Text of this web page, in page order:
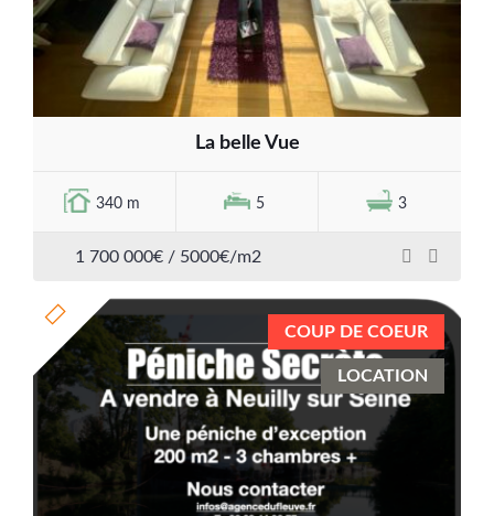
La belle Vue
340 m 5 3
1 700 000€ / 5000€/m2
COUP DE COEUR
LOCATION